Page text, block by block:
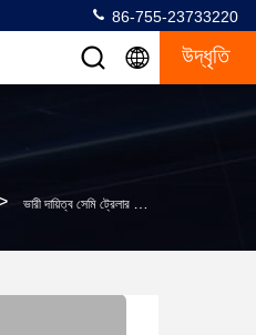
86-755-23733220
উদ্ধৃতি
ভারী দায়িত্ব সেমি ট্রেলার ইউরোপীয় প্রকার ব্রেক জুত 61540